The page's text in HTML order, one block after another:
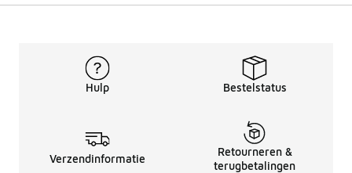
Hulp Bestelstatus
Verzendinformatie
Retourneren &
terugbetalingen